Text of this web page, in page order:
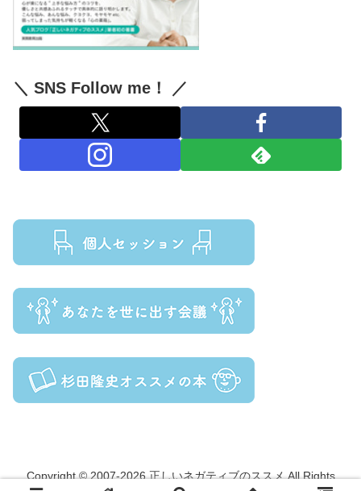
＼ SNS Follow me！ ／
Copyright © 2007-2026 正しいネガティブのススメ All Rights